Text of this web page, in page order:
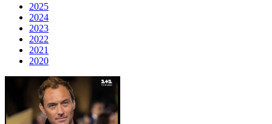
2025
2024
2023
2022
2021
2020